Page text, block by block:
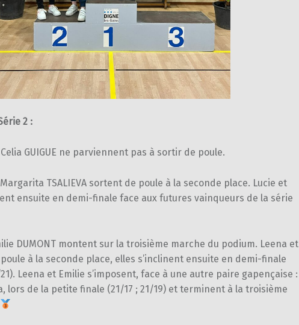
2 :
Celia GUIGUE ne parviennent pas à sortir de poule.
Margarita TSALIEVA sortent de poule à la seconde place. Lucie et
ensuite en demi-finale face aux futures vainqueurs de la série
DUMONT montent sur la troisième marche du podium. Leena et
à la seconde place, elles s’inclinent ensuite en demi-finale
21). Leena et Emilie s’imposent, face à une autre paire gapençaise :
lors de la petite finale (21/17 ; 21/19) et terminent à la troisième